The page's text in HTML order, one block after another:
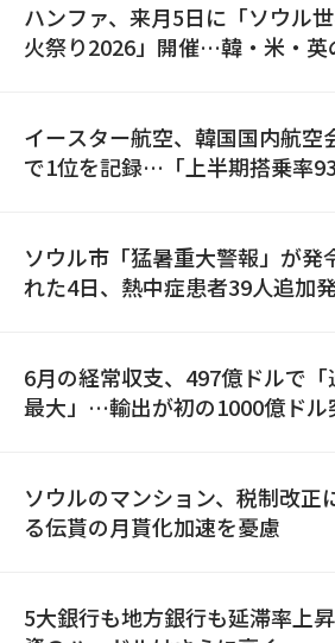
ハンファ、来月5日に「ソウル
火祭り2026」開催…韓・米・英
イースター航空、韓国国内航空
で1位を記録…「上半期搭乗率
ソウル市「猛暑重大警報」が発
れた4日、熱中症患者39人追加
6月の経常収支、497億ドルで「
最大」…輸出が初の1000億ドル
ソウルのマンション、税制改正
る伝貰の月貰化加速を憂慮
5大銀行も地方銀行も延滞率上